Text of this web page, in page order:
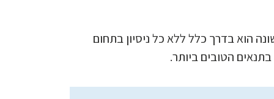
הוא בדרך כלל ללא כל ניסיון בתחום
הטובים ביותר.